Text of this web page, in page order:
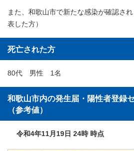
また、和歌山市で新たな感染が確認さ
表した方）
死亡された方
80代 男性 1名
和歌山市内の発生届・陽性者登録
（参考値）
令和4年11月19日 24時 時点